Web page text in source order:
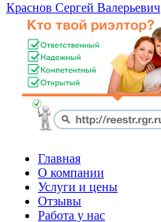
Краснов Сергей Валерьевич
Главная
О компании
Услуги и цены
Отзывы
Работа у нас